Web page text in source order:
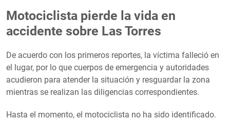
Motociclista pierde la vida en
accidente sobre Las Torres
De acuerdo con los primeros reportes, la víctima falleció en
el lugar, por lo que cuerpos de emergencia y autoridades
acudieron para atender la situación y resguardar la zona
mientras se realizan las diligencias correspondientes.
Hasta el momento, el motociclista no ha sido identificado.